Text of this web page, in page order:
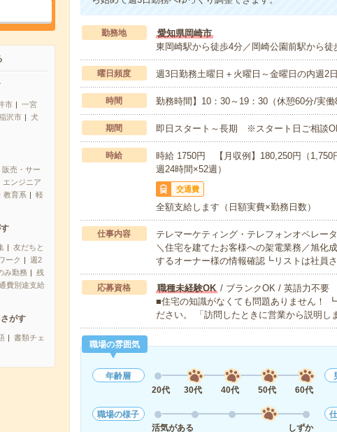
市
一宮
沢市
犬
販売・サー
エンジニア
教育系
軽
友だちと
ーク
週2
み勤務
残
費別途支給
がす
書類チェ
勤務地
愛知県岡崎市
東岡崎駅から徒歩4分／岡崎公園前駅から
曜日頻度 週3日勤務土曜日＋火曜日～金曜日の内週2日
時間 勤務時間】10：30～19：30（休憩60分/実働
期間 即日スタート～長期 ※スタート日ご相談
時給
時給 1750円 【月収例】180,250円（1,750
週24時間×52週）
交通費
全額支給します（日額実費×勤務日数）
仕事内容
テレマーケティング・テレフォンオペレー
＼住宅を建てたお客様への架電業務／旭化
するオーナー様の情報確認┗リストは社員
応募資格 職種未経験OK/ ブランクOK / 英語力不要
■住宅の知識がなくても問題ありません！
ださい。 「訪問したときに営業から説明し
職場の雰囲気
年齢層
20代
30代 40代 50代 60代
職場の様子
活気がある
しずか